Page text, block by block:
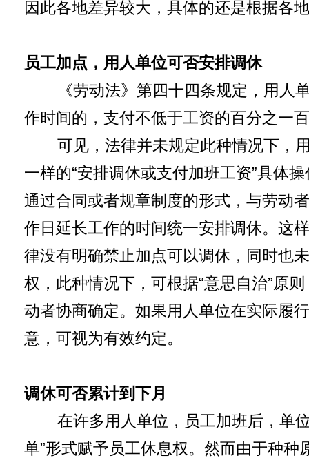
因此各地差异较大，具体的还是根据各
员工加点，用人单位可否安排调休
《劳动法》第四十四条规定，用人单
作时间的，支付不低于工资的百分之一
可见，法律并未规定此种情况下，用
一样的“安排调休或支付加班工资”具体
通过合同或者规章制度的形式，与劳动
作日延长工作的时间统一安排调休。这
律没有明确禁止加点可以调休，同时也
权，此种情况下，可根据“意思自治”原
动者协商确定。如果用人单位在实际履
意，可视为有效约定。
调休可否累计到下月
在许多用人单位，员工加班后，单位
单”形式赋予员工休息权。然而由于种种